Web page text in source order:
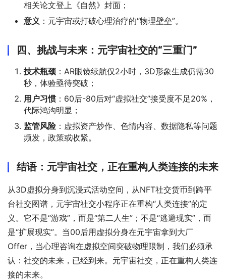
相关论文登上《自然》封面；
意义 ：元宇宙或打破心理治疗的“物理壁垒”。
四、挑战与未来：元宇宙社交的“三重门”
技术瓶颈 ：AR眼镜续航仅2小时，3D形象生成仍需30
秒，体验亟待突破；
用户习惯 ：60后-80后对“虚拟社交”接受度不足20%，
代际鸿沟明显；
监管风险：虚拟资产炒作、色情内容、数据隐私等问题
频发，政策或收紧。
结语：元宇宙社交，正在重构人类连接的未来
从3D虚拟分身到沉浸式活动空间，从NFT社交货币到跨平
台社交图谱，元宇宙社交小程序正在重构“人类连接”的定
义。它不是“游戏”，而是“第二人生”；不是“逃避现实”，而
是“扩展现实”。当00后用虚拟分身在元宇宙拿到大厂
Offer，当心理咨询在虚拟空间突破物理限制，我们必须承
认：社交的未来，已经到来。元宇宙社交，正在重构人类连
接的未来。